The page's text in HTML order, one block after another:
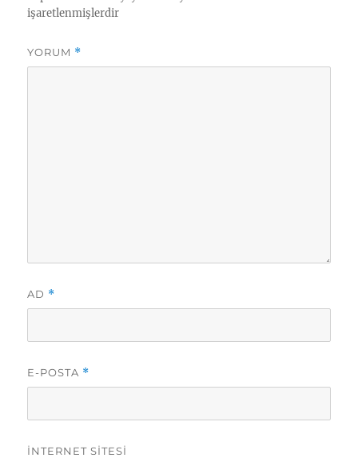
işaretlenmişlerdir
YORUM *
AD *
E-POSTA *
İNTERNET SITESI